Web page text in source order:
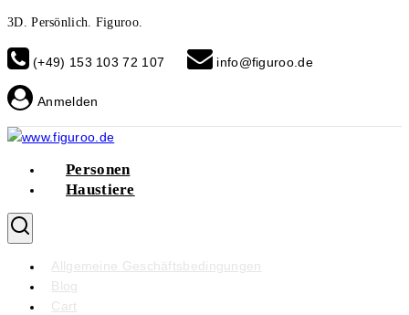
Skip
content
3D. Persönlich. Figuroo.
(+49) 153 103 72 107 info@figuroo.de
Anmelden
Personen
Haustiere
Allgemeine Geschäftsbedingungen
Blog
Cart